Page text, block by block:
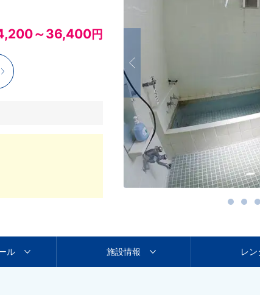
～36,400円
ル 施設情報 レ